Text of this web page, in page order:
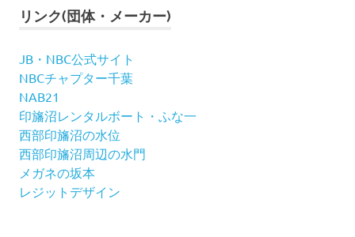
リンク(団体・メーカー)
JB・NBC公式サイト
NBCチャプター千葉
NAB21
印旛沼レンタルボート・ふな一
西部印旛沼の水位
西部印旛沼周辺の水門
メガネの坂本
レジットデザイン